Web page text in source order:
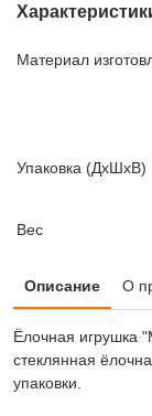
Материал
Упаковка (ДxШxВ)
Вес
Описание О
Ёлочная игрушка
стеклянная
упаковки.